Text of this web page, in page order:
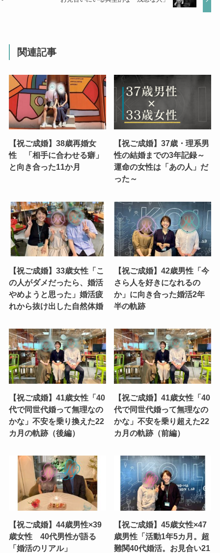
関連記事
【祝ご成婚】38歳再婚女
性 「相手に合わせる癖」
と向き合った11か月
【祝ご成婚】37歳・理系男
性の結婚までの3年記録～
運命の女性は「あの人」だ
った～
【祝ご成婚】33歳女性「こ
の人がダメだったら、婚活
やめようと思った」婚活疲
れから抜け出した自然体婚
【祝ご成婚】42歳男性「今
さら人を好きになれるの
か」に向き合った婚活2年
半の軌跡
【祝ご成婚】41歳女性「40
代で同世代婚って無理なの
かな」不安を乗り換えた22
カ月の軌跡（後編）
【祝ご成婚】41歳女性「40
代で同世代婚って無理なの
かな」不安を乗り超えた22
カ月の軌跡（前編）
【祝ご成婚】44歳男性×39
歳女性 40代男性が語る
「婚活のリアル」
【祝ご成婚】45歳女性×47
歳男性「活動1年5カ月。超
難関40代婚活。お見合い21